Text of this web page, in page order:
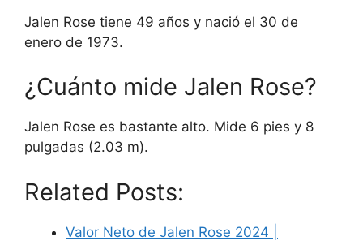
Jalen Rose tiene 49 años y nació el 30 de
enero de 1973.
¿Cuánto mide Jalen Rose?
Jalen Rose es bastante alto. Mide 6 pies y 8
pulgadas (2.03 m).
Related Posts:
Valor Neto de Jalen Rose 2024 |